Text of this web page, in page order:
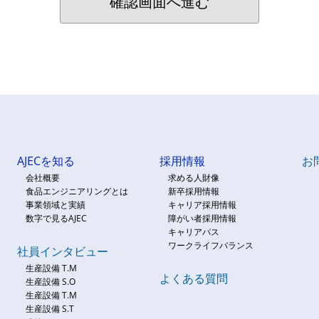
AJECを知る
会社概要
食品エンジニアリングとは
事業領域と実績
数字で見るAJEC
社員インタビュー
生産設備 T.M
生産設備 S.O
生産設備 T.M
生産設備 S.T
採用情報
求める人財像
新卒採用情報
キャリア採用情報
障がい者採用情報
キャリアパス
ワークライフバランス
よくある質問
お